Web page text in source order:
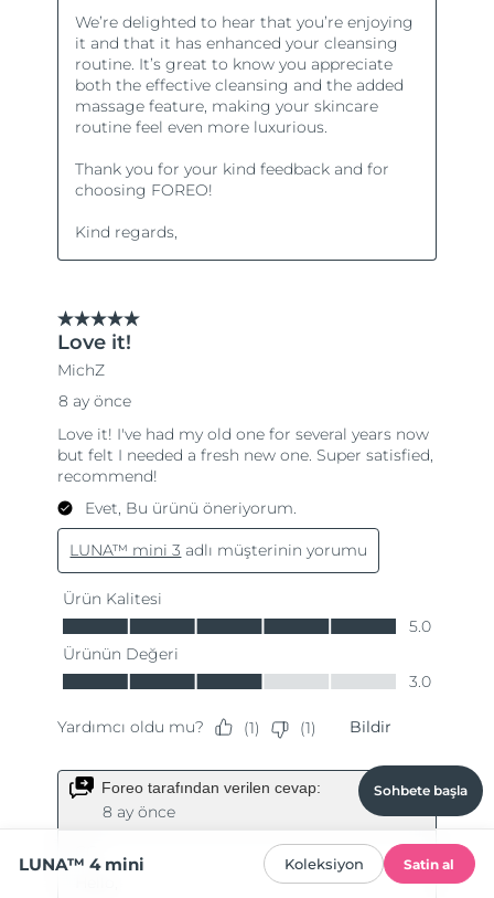
Sohbete başla
LUNA™ 4 mini Koleksiyon Satin al